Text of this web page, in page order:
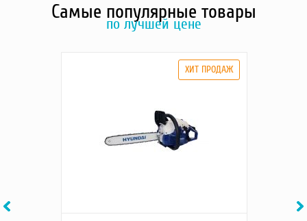
Самые популярные товары
по лучшей цене
Previous